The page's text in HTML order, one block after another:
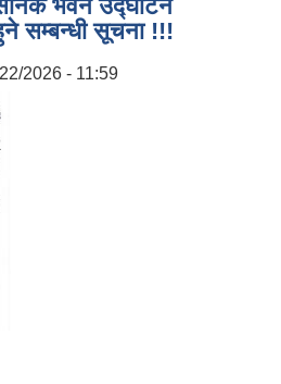
भवन उद्घाटन
सम्बन्धी सूचना !!!
2026 - 11:59